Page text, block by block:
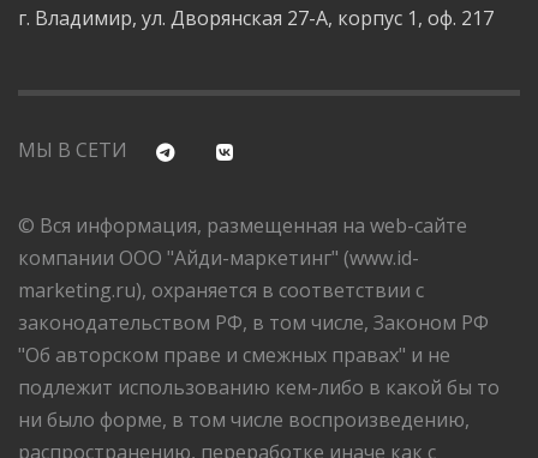
г. Владимир, ул. Дворянская 27-А, корпус 1, оф. 217
МЫ В СЕТИ
© Вся информация, размещенная на web-сайте
компании ООО "Айди-маркетинг" (www.id-
marketing.ru), охраняется в соответствии с
законодательством РФ, в том числе, Законом РФ
"Об авторском праве и смежных правах" и не
подлежит использованию кем-либо в какой бы то
ни было форме, в том числе воспроизведению,
распространению, переработке иначе как с